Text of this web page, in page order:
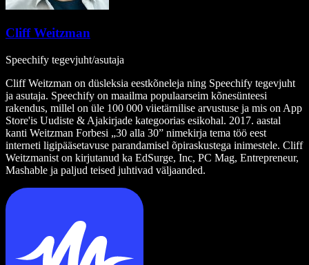
Cliff Weitzman
Speechify tegevjuht/asutaja
Cliff Weitzman on düsleksia eestkõneleja ning Speechify tegevjuht
ja asutaja. Speechify on maailma populaarseim kõnesünteesi
rakendus, millel on üle 100 000 viietärnilise arvustuse ja mis on App
Store'is Uudiste & Ajakirjade kategoorias esikohal. 2017. aastal
kanti Weitzman Forbesi „30 alla 30” nimekirja tema töö eest
interneti ligipääsetavuse parandamisel õpiraskustega inimestele. Cliff
Weitzmanist on kirjutanud ka EdSurge, Inc, PC Mag, Entrepreneur,
Mashable ja paljud teised juhtivad väljaanded.